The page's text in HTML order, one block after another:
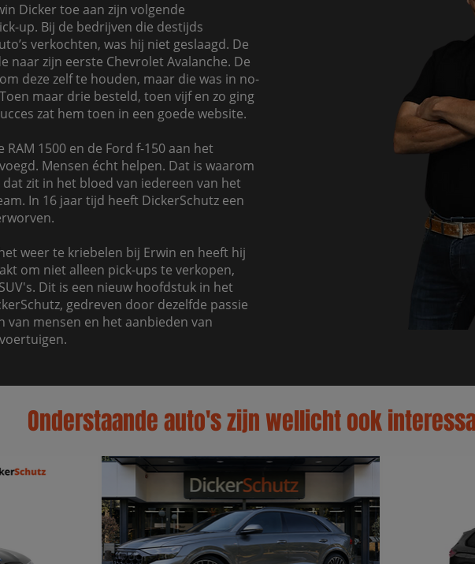
Dicker toe aan zijn volgende
up. Bij de bedrijven die destijds
verkochten, was hij niet geslaagd. De
naar zijn eerste Chevrolet Avalanche. De
deze zelf te houden, maar die was in no-
maar drie besteld, toen vijf en zo ging
zat hem toen in een goede website.
RAM 1500 en de Ford f-150 aan het
Mensen écht helpen. Dat is waarom
zit in het bloed van iedereen van het
In 16 jaar tijd heeft DickerSchutz een
weer te kriebelen bij Erwin en heeft hij
om niet alleen pick-ups te verkopen,
Dit is een nieuw hoofdstuk in het
gedreven door dezelfde passie
van mensen en het aanbieden van
Onderstaande auto's zijn wellicht ook